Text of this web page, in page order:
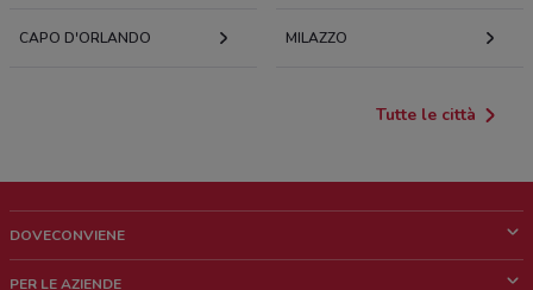
CAPO D'ORLANDO MILAZZO
Tutte le città
DOVECONVIENE
PER LE AZIENDE